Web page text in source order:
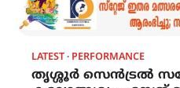
LATEST PERFORMANCE
തൃശ്ശൂർ സെൻട്രൽ